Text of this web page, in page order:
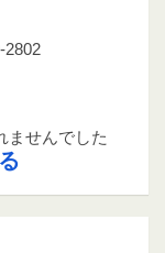
2802
ませんでした